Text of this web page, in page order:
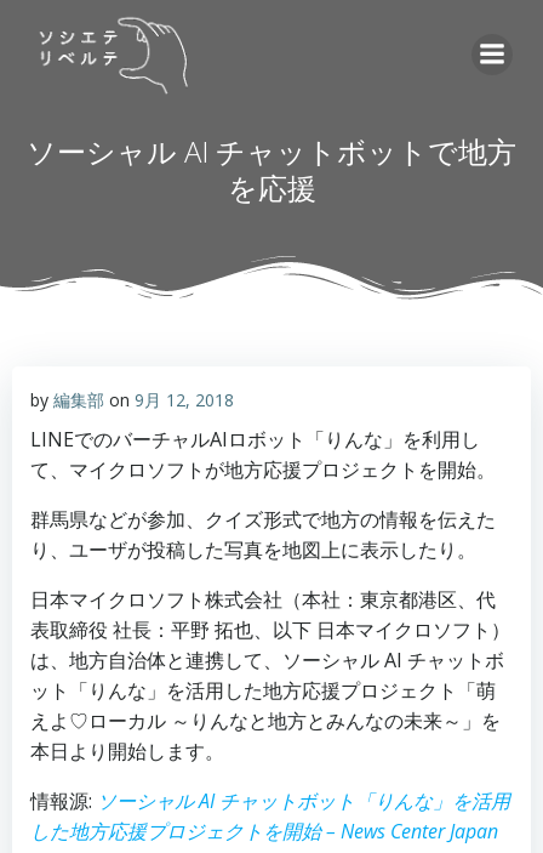
へ
ス
プ
ソーシャル AI チャットボットで地方
を応援
by 編集部 on 9月 12, 2018
LINEでのバーチャルAIロボット「りんな」を利用し
て、マイクロソフトが地方応援プロジェクトを開始。
群馬県などが参加、クイズ形式で地方の情報を伝えた
り、ユーザが投稿した写真を地図上に表示したり。
日本マイクロソフト株式会社（本社：東京都港区、代
表取締役 社長：平野 拓也、以下 日本マイクロソフト）
は、地方自治体と連携して、ソーシャル AI チャットボ
ット「りんな」を活用した地方応援プロジェクト「萌
えよ♡ローカル ～りんなと地方とみんなの未来～」を
本日より開始します。
情報源: ソーシャル AI チャットボット「りんな」を活用
した地方応援プロジェクトを開始 – News Center Japan